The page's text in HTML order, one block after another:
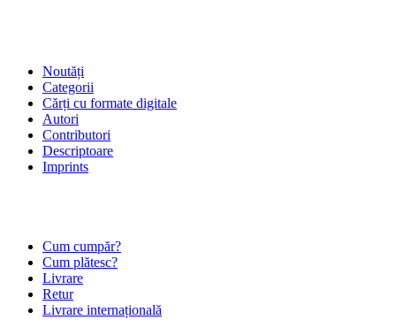
Noutăți
Categorii
Cărți cu formate digitale
Autori
Contributori
Descriptoare
Imprints
Cum cumpăr?
Cum plătesc?
Livrare
Retur
Livrare internațională